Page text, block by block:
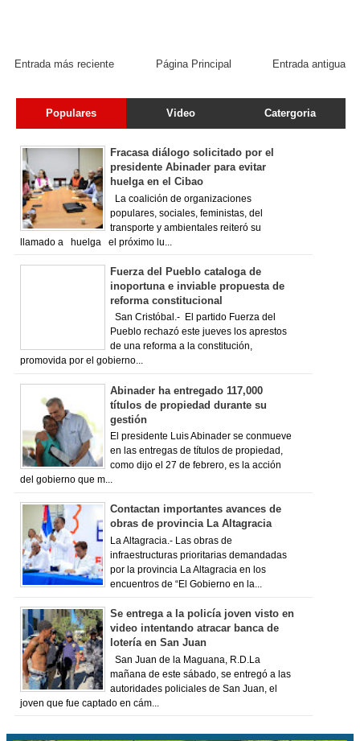
Entrada más reciente Entrada antigua
Página Principal
Populares Video Catergoria
Fracasa diálogo solicitado por el
presidente Abinader para evitar
huelga en el Cibao
La coalición de organizaciones
populares, sociales, feministas, del
transporte y ambientales reiteró su
llamado a huelga el próximo lu...
Fuerza del Pueblo cataloga de
inoportuna e inviable propuesta de
reforma constitucional
San Cristóbal.- El partido Fuerza del
Pueblo rechazó este jueves los aprestos
de una reforma a la constitución,
promovida por el gobierno...
Abinader ha entregado 117,000
títulos de propiedad durante su
gestión
El presidente Luis Abinader se conmueve
en las entregas de títulos de propiedad,
como dijo el 27 de febrero, es la acción
del gobierno que m...
Contactan importantes avances de
obras de provincia La Altagracia
La Altagracia.- Las obras de
infraestructuras prioritarias demandadas
por la provincia La Altagracia en los
encuentros de “El Gobierno en la...
Se entrega a la policía joven visto en
video intentando atracar banca de
lotería en San Juan
San Juan de la Maguana, R.D.La
mañana de este sábado, se entregó a las
autoridades policiales de San Juan, el
joven que fue captado en cám...